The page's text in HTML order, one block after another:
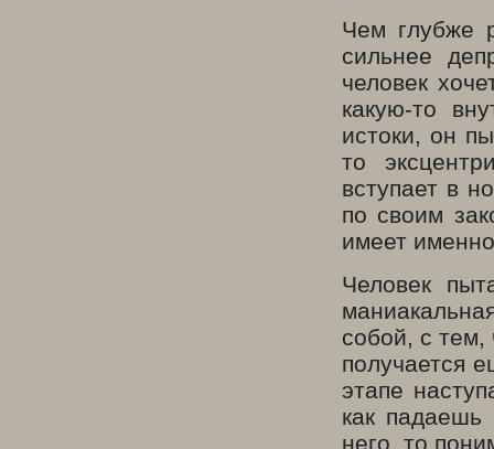
Чем глубже
сильнее
человек
какую-то
истоки, он
то
вступает в
по своим
имеет
Человек
собой, с тем,
получается
этапе
как
него, то